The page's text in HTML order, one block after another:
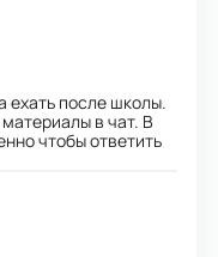
ехать после школы.
в чат. В
чтобы ответить